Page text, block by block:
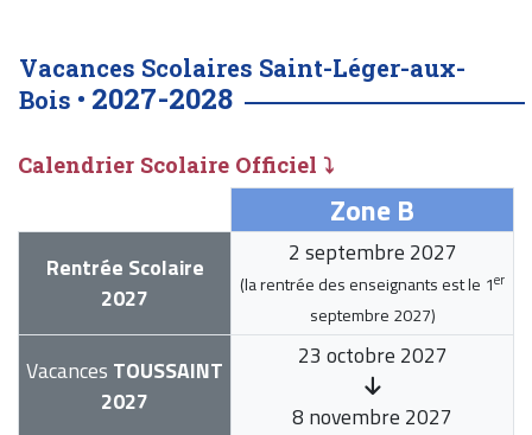
Vacances Scolaires Saint-Léger-aux-
Bois • 2027-2028
Calendrier Scolaire Officiel ⤵
Zone B
Rentrée Scolaire
2027
2 septembre 2027
(la rentrée des enseignants est le 1er
septembre 2027)
Vacances TOUSSAINT
2027
23 octobre 2027
8 novembre 2027